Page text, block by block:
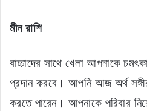
মীন রাশি
বাচ্চাদের সাথে খেলা আপনাকে
প্রদান করবে। আপনি আজ অর্থ
করতে পারেন। আপনাকে পরিবার